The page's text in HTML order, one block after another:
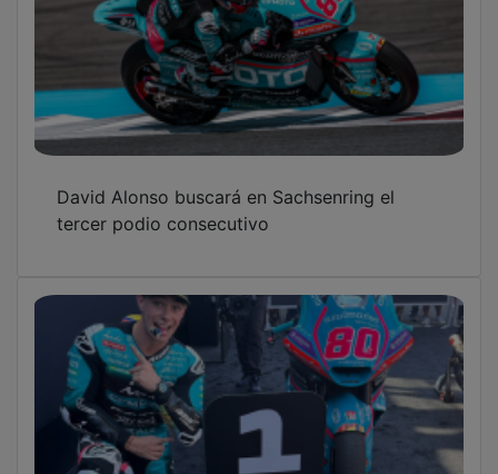
David Alonso conquista Assen con un
adelantamiento decisivo en la última chicane
Soportales